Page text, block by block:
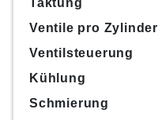
Ventile pro Zylinder
Ventilsteuerung
Kühlung
Schmierung